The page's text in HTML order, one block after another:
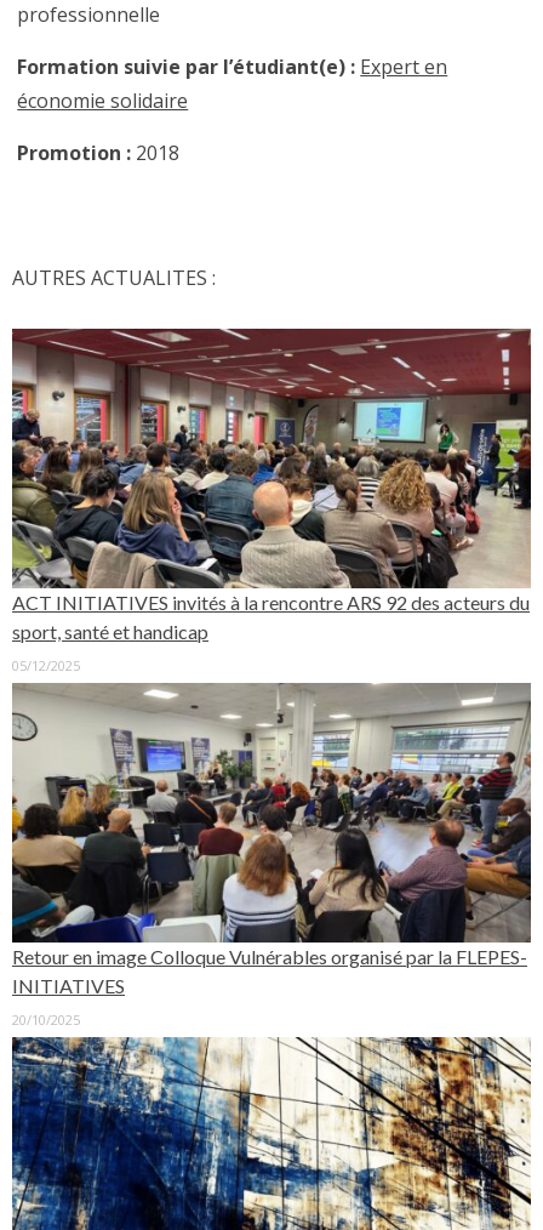
professionnelle
Formation suivie par l’étudiant(e) : Expert en
économie solidaire
Promotion : 2018
AUTRES ACTUALITES :
ACT INITIATIVES invités à la rencontre ARS 92 des acteurs du
sport, santé et handicap
05/12/2025
Retour en image Colloque Vulnérables organisé par la FLEPES-
INITIATIVES
20/10/2025